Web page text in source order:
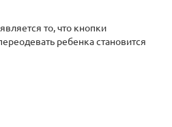
то, что кнопки
ребенка становится